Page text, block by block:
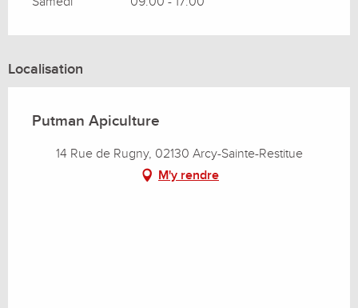
Localisation
Putman Apiculture
14 Rue de Rugny, 02130 Arcy-Sainte-Restitue
M'y rendre